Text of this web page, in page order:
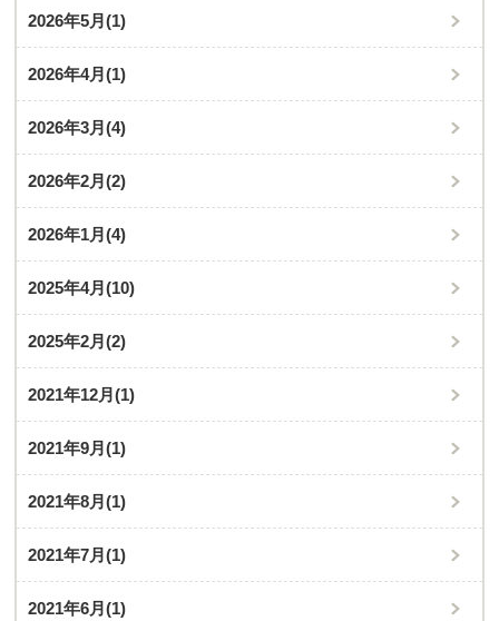
2026年5月(1)
2026年4月(1)
2026年3月(4)
2026年2月(2)
2026年1月(4)
2025年4月(10)
2025年2月(2)
2021年12月(1)
2021年9月(1)
2021年8月(1)
2021年7月(1)
2021年6月(1)